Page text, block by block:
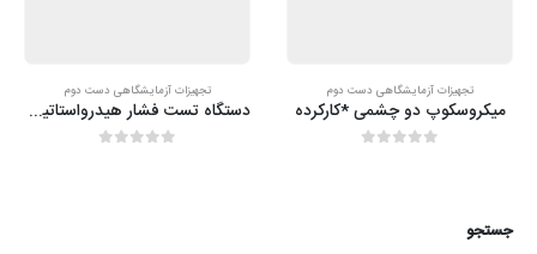
تجهیزات آزمایشگاهی دست دوم
میکروسکوپ دو چشمی *کارکرده
تجهیزات آزمایشگاهی دست دوم
دستگاه تست فشار هیدرواستاتیک به همراه مخزن *استوک
جستجو